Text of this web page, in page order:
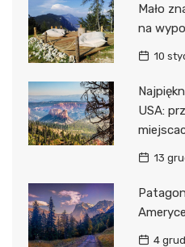
Mało
na
10
USA:
13
4